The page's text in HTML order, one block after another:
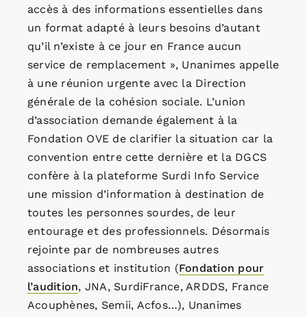
accès à des informations essentielles dans
un format adapté à leurs besoins d’autant
qu’il n’existe à ce jour en France aucun
service de remplacement », Unanimes appelle
à une réunion urgente avec la Direction
générale de la cohésion sociale. L’union
d’association demande également à la
Fondation OVE de clarifier la situation car la
convention entre cette dernière et la DGCS
confère à la plateforme Surdi Info Service
une mission d’information à destination de
toutes les personnes sourdes, de leur
entourage et des professionnels. Désormais
rejointe par de nombreuses autres
associations et institution (Fondation pour
l’audition, JNA, SurdiFrance, ARDDS, France
Acouphènes, Semii, Acfos…), Unanimes